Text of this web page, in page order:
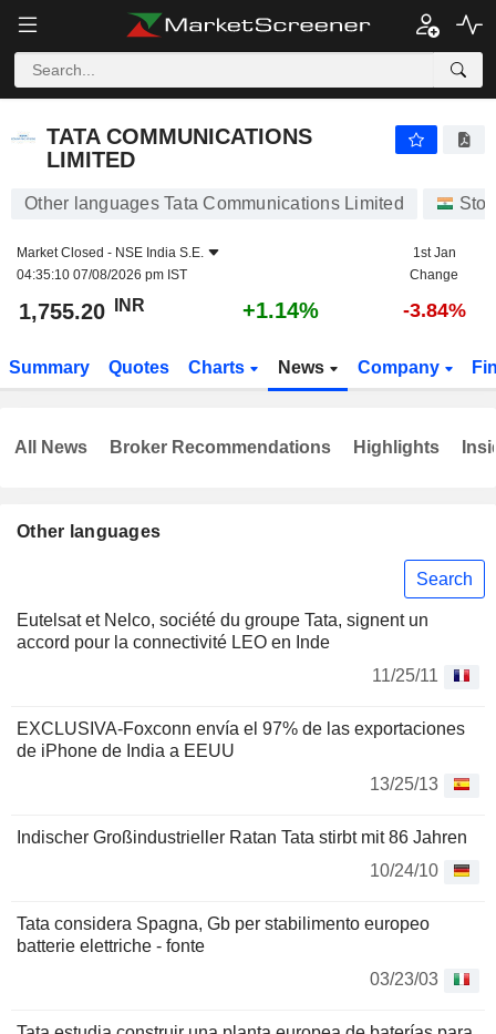
TATA COMMUNICATIONS
LIMITED
Other languages Tata Communications Limited
Market Closed - NSE India S.E.
04:35:10 07/08/2026 pm IST
1st Jan
Change
1,755.20 INR +1.14% -3.84%
Summary Quotes Charts News Company
Other languages
Search
Eutelsat et Nelco, société du groupe Tata, signent un
accord pour la connectivité LEO en Inde
11/25/11
EXCLUSIVA-Foxconn envía el 97% de las exportaciones
de iPhone de India a EEUU
13/25/13
Indischer Großindustrieller Ratan Tata stirbt mit 86 Jahren
10/24/10
Tata considera Spagna, Gb per stabilimento europeo
batterie elettriche - fonte
03/23/03
All News Broker Recommendations Highlights